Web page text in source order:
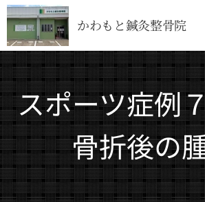
かわもと鍼灸整骨院
スポーツ症例
骨折後の